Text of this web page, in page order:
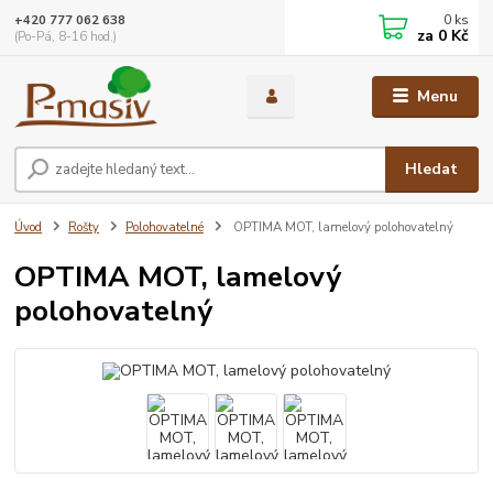
Menu
Hledat
+420 777 062 638
(Po-Pá, 8-16 hod.)
0 ks
za 0 Kč
Úvod Rošty Polohovatelné OPTIMA MOT, lamelový polohovatelný
OPTIMA MOT, lamelový
polohovatelný